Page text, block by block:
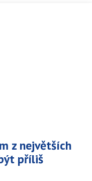
vyplavování toxinů.
z největších
příliš